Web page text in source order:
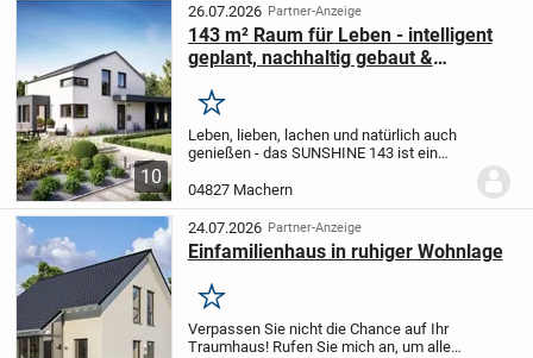
10
26.07.2026 Partner-Anzeige
143 m² Raum für Leben - intelligent
geplant, nachhaltig gebaut &
Merken
Leben, lieben, lachen und natürlich auch
genießen - das SUNSHINE 143 ist ein
Wohneinheit aus Wohn- und Esszimmer
mit offener Küche im Erdgeschoss ist das
Herz des...
04827 Machern
24.07.2026 Partner-Anzeige
Einfamilienhaus in ruhiger Wohnlage
Merken
Verpassen Sie nicht die Chance auf Ihr
Traumhaus! Rufen Sie mich an, um alle